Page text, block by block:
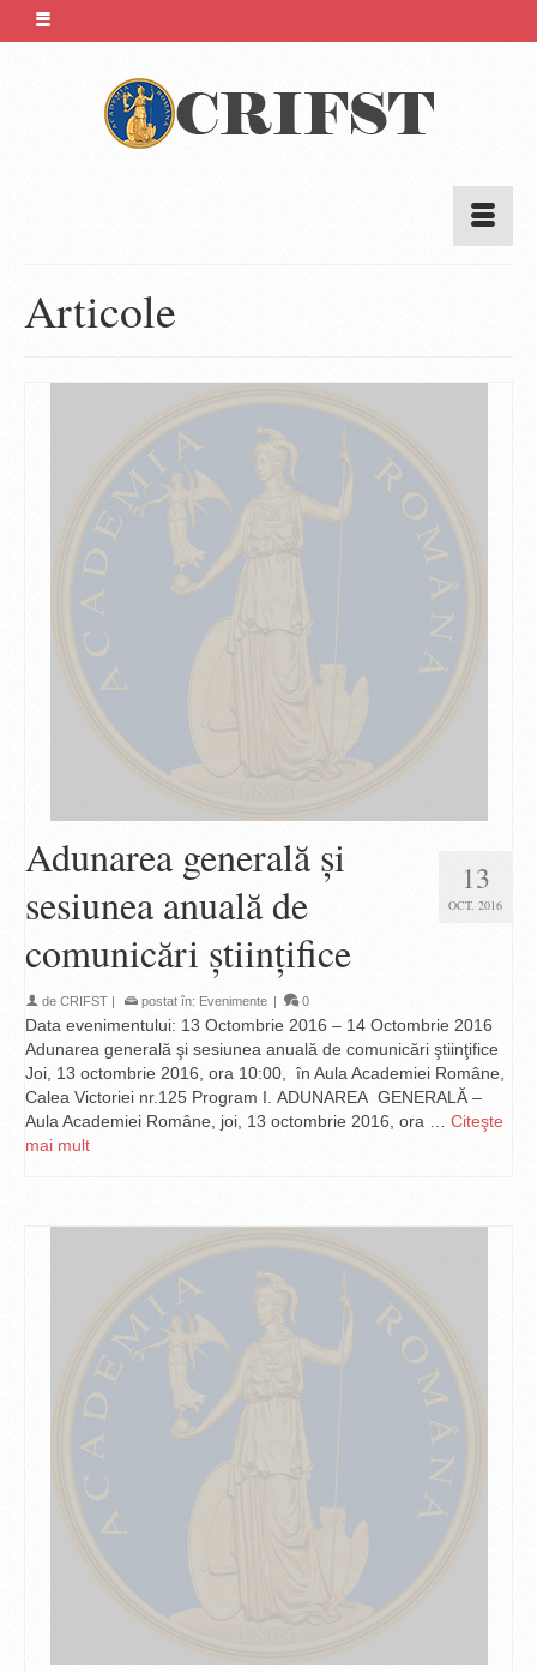
Articole
13
OCT. 2016
Adunarea generală şi
sesiunea anuală de
comunicări ştiinţifice
de CRIFST | postat în: Evenimente | 0
Data evenimentului: 13 Octombrie 2016 – 14 Octombrie 2016
Adunarea generală şi sesiunea anuală de comunicări ştiinţifice
Joi, 13 octombrie 2016, ora 10:00, în Aula Academiei Române,
Calea Victoriei nr.125 Program I. ADUNAREA GENERALĂ –
Aula Academiei Române, joi, 13 octombrie 2016, ora … Citeşte
mai mult